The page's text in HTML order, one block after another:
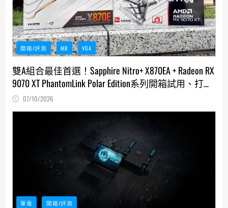
開箱/評測 MB VGA
雙A組合最佳首選！Sapphire Nitro+ X870EA + Radeon RX
9070 XT PhantomLink Polar Edition系列開箱試用、打造
AMD AM5平台最強背插無線顯示主機
07/10/2026
筆電 開箱/評測